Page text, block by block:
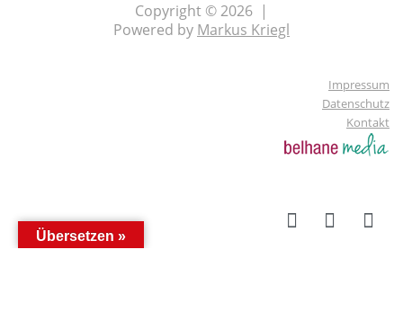
Copyright © 2026 |
Powered by Markus Kriegl
Impressum
Datenschutz
Kontakt
Übersetzen »